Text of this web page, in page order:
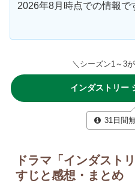
2026年8月時点での情報で
＼シーズン1～3
インダストリー
31日間
ドラマ「インダスト
すじと感想・まとめ